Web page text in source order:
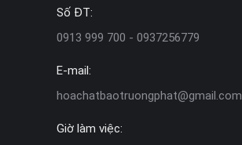
Số ĐT:
0913 999 700 - 0937256779
E-mail:
hoachatbaotruongphat@gmail.com
Giờ làm việc: